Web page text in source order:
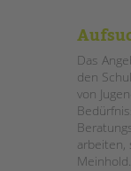
Das
den
von
arbeiten,
Meinhold.